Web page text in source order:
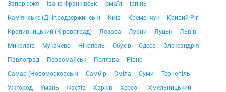
Запоріжжя
Івано-Франківськ Ізмаїл
Ірпінь
Кам'янське (Дніпродзержинськ)
Київ Кременчук
Кривий Ріг
Кропивницький (Кіровоград)
Лозова Лубни Луцьк
Львів
Миколаїв
Мукачево Нікополь Обухів Одеса
Олександрія
Павлоград
Первомайськ Полтава
Рівне
Самар (Новомосковськ)
Самбір Сміла Суми
Тернопіль
Ужгород
Умань Фастів Харків Херсон
Хмельницький